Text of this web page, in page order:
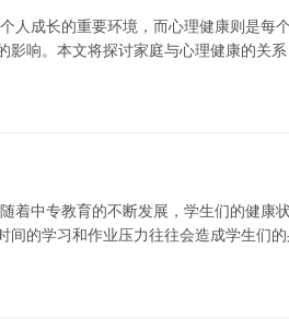
人成长的重要环境，而心理健康则是每
影响。本文将探讨家庭与心理健康的关
着中专教育的不断发展，学生们的健康
间的学习和作业压力往往会造成学生们